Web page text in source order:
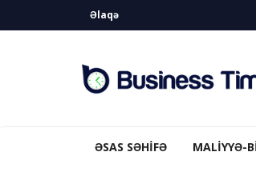
Əlaqə
ƏSAS SƏHIFƏ MALİYYƏ-